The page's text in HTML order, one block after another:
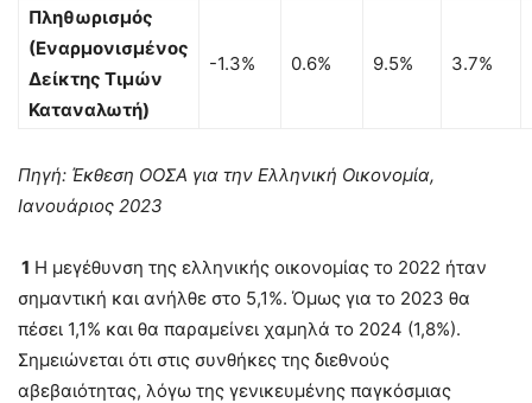
Πληθωρισμός
(Εναρμονισμένος
Δείκτης Τιμών
Καταναλωτή)
-1.3% 0.6% 9.5% 3.7%
Πηγή: Έκθεση ΟΟΣΑ για την Ελληνική Οικονομία,
Ιανουάριος 2023
1 Η μεγέθυνση της ελληνικής οικονομίας το 2022 ήταν
σημαντική και ανήλθε στο 5,1%. Όμως για το 2023 θα
πέσει 1,1% και θα παραμείνει χαμηλά το 2024 (1,8%).
Σημειώνεται ότι στις συνθήκες της διεθνούς
αβεβαιότητας, λόγω της γενικευμένης παγκόσμιας